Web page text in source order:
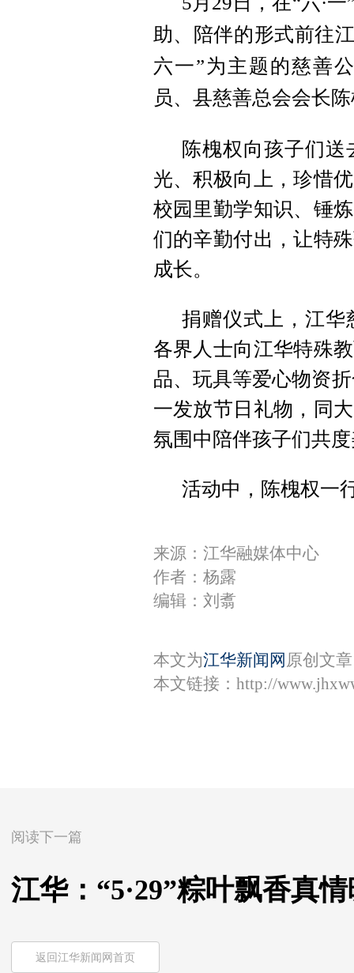
助、陪伴的形式前往
六一”为主题的慈善
员、县慈善总会会长
陈槐权向孩子们
光、积极向上，珍惜
校园里勤学知识、锤
们的辛勤付出，让特
成长。
捐赠仪式上，江华
各界人士向江华特殊
品、玩具等爱心物资
一发放节日礼物，同
氛围中陪伴孩子们共
活动中，陈槐权一
来源：江华融媒体中心
作者：杨露
编辑：刘翥
本文为江华新闻网 原创文
本文链接： http://
阅读下一篇
江华：“5·29”粽叶飘香真
返回江华新闻网首页